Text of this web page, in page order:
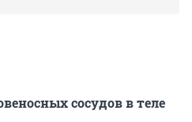
сосудов в теле